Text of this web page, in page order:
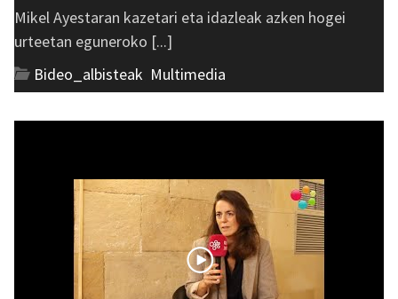
Mikel Ayestaran kazetari eta idazleak azken hogei
urteetan eguneroko [...]
Bideo_albisteak Multimedia